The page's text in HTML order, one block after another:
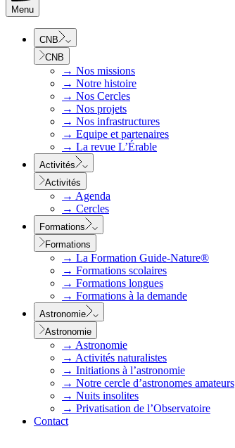
Menu
CNB
CNB
→ Nos missions
→ Notre histoire
→ Nos Cercles
→ Nos projets
→ Nos infrastructures
→ Equipe et partenaires
→ La revue L’Érable
Activités
Activités
→ Agenda
→ Cercles
Formations
Formations
→ La Formation Guide-Nature®
→ Formations scolaires
→ Formations longues
→ Formations à la demande
Astronomie
Astronomie
→ Astronomie
→ Activités naturalistes
→ Initiations à l’astronomie
→ Notre cercle d’astronomes amateurs
→ Nuits insolites
→ Privatisation de l’Observatoire
Contact